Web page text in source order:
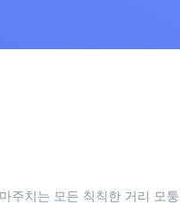
치는 모든 칙칙한 거리 모